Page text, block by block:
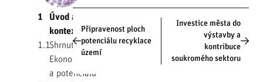
1
Úvod a
kontext
1.1Shrnutí
Ekonomiky
a potenciálu
Připravenost ploch
potenciálu recyklace
území
Investice města do
výstavby a
kontribuce
soukromého sektoru